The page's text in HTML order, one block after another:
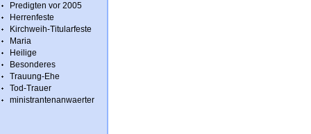
Predigten vor 2005
Herrenfeste
Kirchweih-Titularfeste
Maria
Heilige
Besonderes
Trauung-Ehe
Tod-Trauer
ministrantenanwaerter